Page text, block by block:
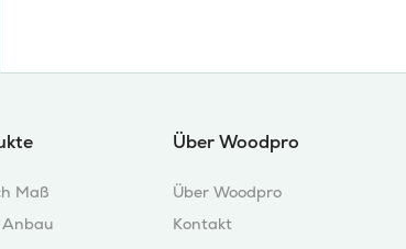
Maß
Über Woodpro
Über Woodpro
Kontakt